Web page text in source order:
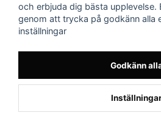
Powered by
och erbjuda dig bästa
genom att trycka på godkänn alla
inställningar
Godkänn